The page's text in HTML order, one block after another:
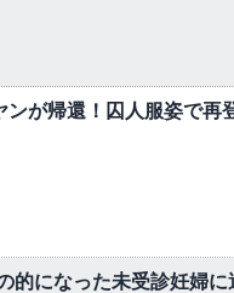
ンが帰還！囚人服姿で
的になった未受診妊婦